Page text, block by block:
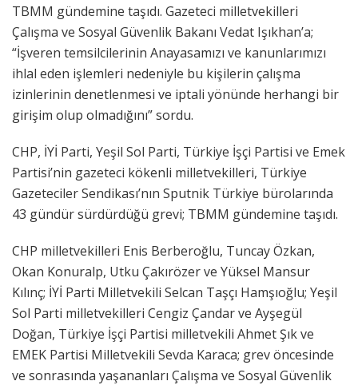
TBMM gündemine taşıdı. Gazeteci milletvekilleri
Çalışma ve Sosyal Güvenlik Bakanı Vedat Işıkhan’a;
“İşveren temsilcilerinin Anayasamızı ve kanunlarımızı
ihlal eden işlemleri nedeniyle bu kişilerin çalışma
izinlerinin denetlenmesi ve iptali yönünde herhangi bir
girişim olup olmadığını” sordu.
CHP, İYİ Parti, Yeşil Sol Parti, Türkiye İşçi Partisi ve Emek
Partisi’nin gazeteci kökenli milletvekilleri, Türkiye
Gazeteciler Sendikası’nın Sputnik Türkiye bürolarında
43 gündür sürdürdüğü grevi; TBMM gündemine taşıdı.
CHP milletvekilleri Enis Berberoğlu, Tuncay Özkan,
Okan Konuralp, Utku Çakırözer ve Yüksel Mansur
Kılınç; İYİ Parti Milletvekili Selcan Taşçı Hamşıoğlu; Yeşil
Sol Parti milletvekilleri Cengiz Çandar ve Ayşegül
Doğan, Türkiye İşçi Partisi milletvekili Ahmet Şık ve
EMEK Partisi Milletvekili Sevda Karaca; grev öncesinde
ve sonrasında yaşananları Çalışma ve Sosyal Güvenlik